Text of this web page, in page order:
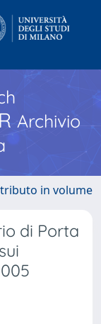
Archivio
in volume
di Porta